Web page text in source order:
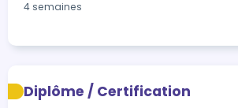
4 semaines
Diplôme / Certification